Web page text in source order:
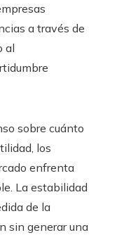
a través de
al
sobre cuánto
los
enfrenta
La estabilidad
de la
sin generar una